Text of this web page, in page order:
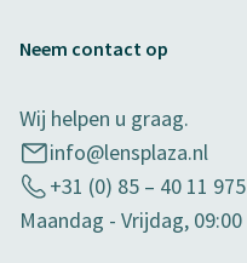
Neem contact op
Wij helpen u graag.
info@lensplaza.nl
+31 (0) 85 – 40 11 975
Maandag - Vrijdag,